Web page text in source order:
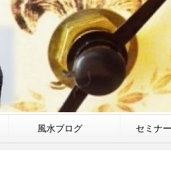
風水ブログ セミナ